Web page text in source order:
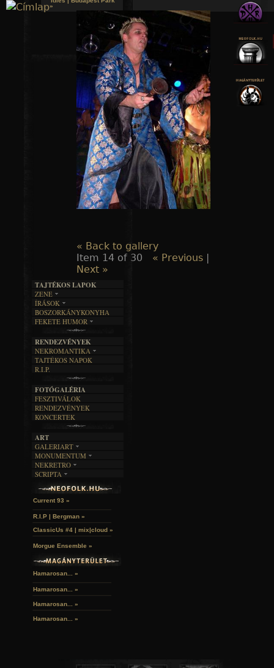
Jump to navigation
« Back to gallery
Item 14 of 30
« Previous |
Next »
TAJTÉKOS LAPOK
ZENE
EGYÜTTESEK
INTERJÚK
FORDÍTÁSOK
DALSZÖVEGEK
ÍRÁSOK
IRODALOM
FILM
ÍRÁSTÖRTÉNET
BOSZORKÁNYKONYHA
FEKETE HUMOR
SZÖVEGES
RENDEZVÉNYEK
NEKROMANTIKA
AKTUÁLIS
A MÚLT
TAJTÉKOS NAPOK
R.I.P.
FOTÓGALÉRIA
FESZTIVÁLOK
RENDEZVÉNYEK
KONCERTEK
ART
GALERIART
ARTGALERI
KÉPREGÉNYEK
LAKÁSKULTS
MONUMENTUM
TEMETŐK
TEMPLOMOK
VÁRAK
HELYEK
NEKRETRO
SZUBKULT
FEKETE LYUK
RELIKVIÁK
SCRIPTA
NOVELLÁK
VERSEK
»
Current 93 »
R.I.P | Bergman »
ClassicUs #4 | mix|cloud »
Morgue Ensemble »
Hamarosan... »
Hamarosan... »
Hamarosan... »
Hamarosan... »